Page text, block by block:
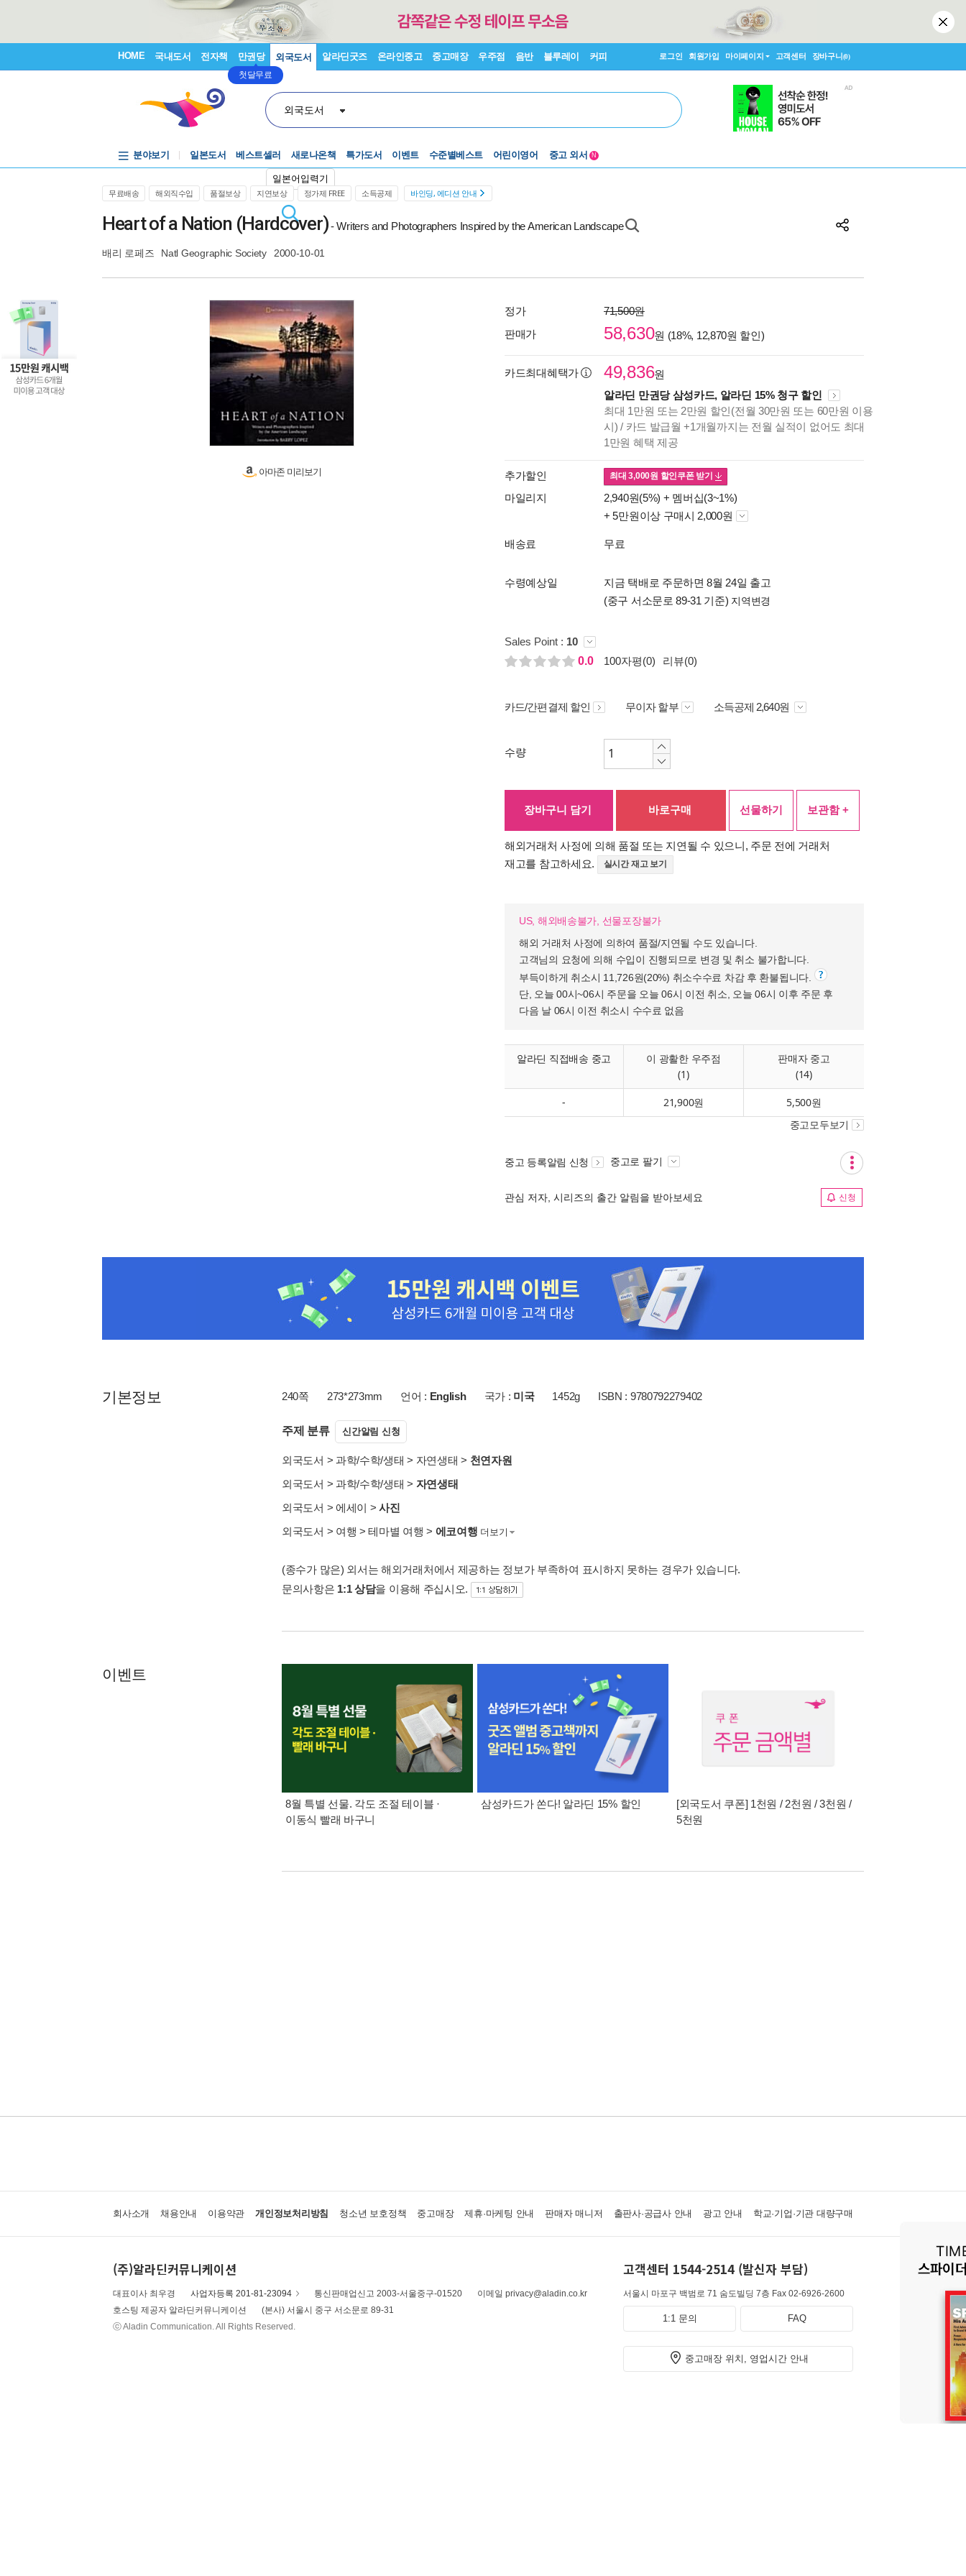
HOME 국내도서 전자책 만권당
첫달무료
외국도서 알라딘굿즈 온라인중고 중고매장 우주점 음반 블루레이 커피 로그인 회원가입 마이페이지 고객센터 장바구니(0)
외국도서
일본어입력기
분야보기 일본도서 베스트셀러 새로나온책 특가도서 이벤트
Lexile®
어린이영어
5백원부터
N
무료배송 해외직수입 품절보상 지연보상 정가제 FREE 소득공제 바인딩, 에디션 안내
Heart of a Nation (Hardcover)- Writers and Photographers Inspired by the American Landscape
배리 로페즈 Natl Geographic Society 2000-10-01
아마존 미리보기
정가
71,500원
판매가
58,630원 (18%, 12,870원 할인)
카드최대혜택가 49,836원
알라딘 만권당 삼성카드, 알라딘 15% 청구 할인
최대 1만원 또는 2만원 할인(전월 30만원 또는 60만원 이용
시) / 카드 발급월 +1개월까지는 전월 실적이 없어도 최대
1만원 혜택 제공
추가할인 최대3,000원 할인쿠폰 받기
마일리지 2,940원(5%) + 멤버십(3~1%)
+ 5만원이상 구매시 2,000원
배송료 무료
수령예상일
지금 택배로 주문하면 8월 24일 출고
(중구 서소문로 89-31 기준) 지역변경
Sales Point : 10
0.0
100자평(0) 리뷰(0)
카드/간편결제 할인 무이자 할부 소득공제 2,640원
수량
장바구니 담기 바로구매 선물하기 보관함 +
해외거래처 사정에 의해 품절 또는 지연될 수 있으니, 주문 전에 거래처
재고를 참고하세요.
실시간 재고 보기
US, 해외배송불가, 선물포장불가
해외 거래처 사정에 의하여 품절/지연될 수도 있습니다.
고객님의 요청에 의해 수입이 진행되므로 변경 및 취소 불가합니다.
부득이하게 취소시 11,726원(20%) 취소수수료 차감 후 환불됩니다.
단, 오늘 00시~06시 주문을 오늘 06시 이전 취소, 오늘 06시 이후 주문 후
다음 날 06시 이전 취소시 수수료 없음
알라딘 직접배송 중고
이 광활한 우주점
(1)
판매자 중고
(14)
- 21,900원 5,500원
중고모두보기
중고 등록알림 신청 중고로 팔기
관심 저자, 시리즈의 출간 알림을 받아보세요 신청
기본정보 240쪽 273*273mm 언어 : English 국가 : 미국 1452g ISBN : 9780792279402
주제 분류 신간알림 신청
외국도서 > 과학/수학/생태 > 자연생태 > 천연자원
외국도서 > 과학/수학/생태 > 자연생태
외국도서 > 에세이 >사진
외국도서 > 여행 >테마별 여행 > 에코여행 더보기
(종수가 많은) 외서는 해외거래처에서 제공하는 정보가 부족하여 표시하지 못하는 경우가 있습니다.
문의사항은 1:1 상담을 이용해 주십시오.
이벤트
8월 특별 선물. 각도 조절 테이블 ·
이동식 빨래 바구니
삼성카드가 쏜다! 알라딘 15% 할인
[외국도서 쿠폰] 1천원 / 2천원 / 3천원 /
5천원
중고매장 위치, 영업시간 안내